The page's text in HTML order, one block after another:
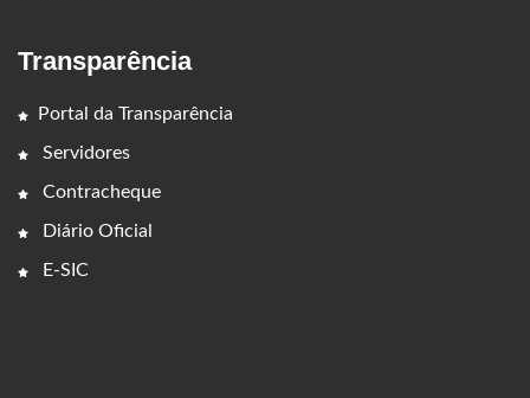
Transparência
Portal da Transparência
Servidores
Contracheque
Diário Oficial
E-SIC